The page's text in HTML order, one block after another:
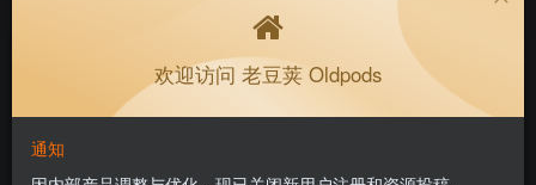
4个月前更新
关注
付费资源
欢迎访问 老豆荚 Oldpods
通知